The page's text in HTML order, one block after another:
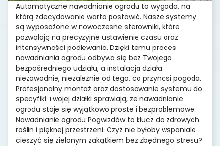
Automatyczne nawadnianie ogrodu to wygoda, na
którą zdecydowanie warto postawić. Nasze systemy
są wyposażone w nowoczesne sterowniki, które
pozwalają na precyzyjne ustawienie czasu oraz
intensywności podlewania. Dzięki temu proces
nawadniania ogrodu odbywa się bez Twojego
bezpośredniego udziału, a instalacja działa
niezawodnie, niezależnie od tego, co przynosi pogoda.
Profesjonalny montaż oraz dostosowanie systemu do
specyfiki Twojej działki sprawiają, że nawadnianie
ogrodu staje się wyjątkowo proste i bezproblemowe.
Nawadnianie ogrodu Pogwizdów to klucz do zdrowych
roślin i pięknej przestrzeni. Czyż nie byłoby wspaniale
cieszyć się zielonym zakątkiem bez zbędnego stresu?